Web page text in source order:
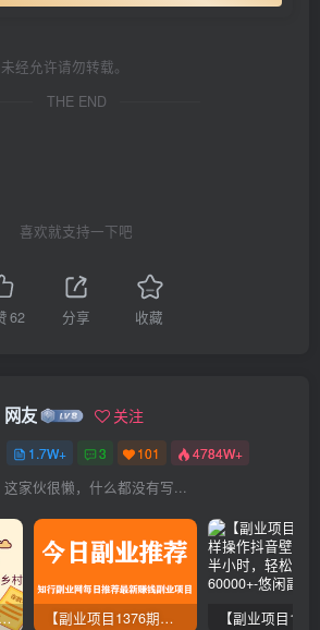
经允许请勿转载。
THE END
喜欢就支持一下吧
62 分享 收藏
网友 关注
1.7W+ 3 101 4784W+
这家伙很懒，什么都没有写...
本站系统，做一个和本站一样的独立网站，躺赚的项目 【副业项目1376期】龟课最新闲鱼项目玩法实战教程_全新升级月收益几千到几万